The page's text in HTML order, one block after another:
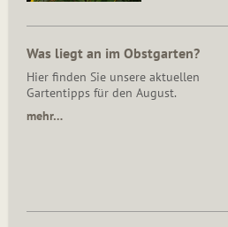
Was liegt an im Obstgarten?
Hier finden Sie unsere aktuellen
Gartentipps für den August.
mehr…